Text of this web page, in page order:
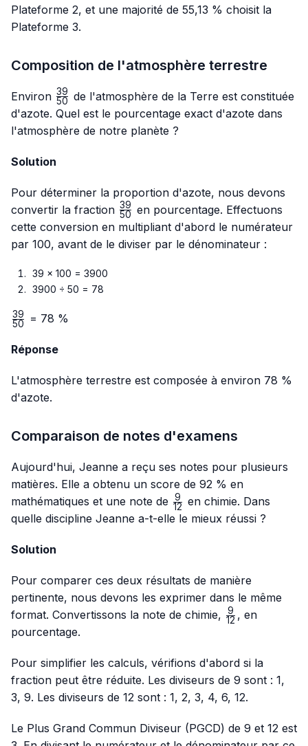
Plateforme 2, et une majorité de 55,13 % choisit la
Plateforme 3.
Composition de l'atmosphère terrestre
Environ \frac{39}
{50}
50
39 de l'atmosphère de la Terre est constituée
d'azote. Quel est le pourcentage exact d'azote dans
l'atmosphère de notre planète ?
Solution
Pour déterminer la proportion d'azote, nous devons
convertir la fraction \frac{39}
{50}
50
39 en pourcentage. Effectuons
cette conversion en multipliant d'abord le numérateur
par 100, avant de le diviser par le dénominateur :
39 × 100 = 3900
3900 ÷ 50 = 78
\frac{39}
50
39 = 78 %
Réponse
L'atmosphère terrestre est composée à environ 78 %
d'azote.
Comparaison de notes d'examens
Aujourd'hui, Jeanne a reçu ses notes pour plusieurs
matières. Elle a obtenu un score de 92 % en
mathématiques et une note de \frac{9}
{12}
12
9
en chimie. Dans
quelle discipline Jeanne a-t-elle le mieux réussi ?
Solution
Pour comparer ces deux résultats de manière
pertinente, nous devons les exprimer dans le même
format. Convertissons la note de chimie, \frac{9}
12
9 , en
pourcentage.
Pour simplifier les calculs, vérifions d'abord si la
fraction peut être réduite. Les diviseurs de 9 sont : 1,
3, 9. Les diviseurs de 12 sont : 1, 2, 3, 4, 6, 12.
Le Plus Grand Commun Diviseur (PGCD) de 9 et 12 est